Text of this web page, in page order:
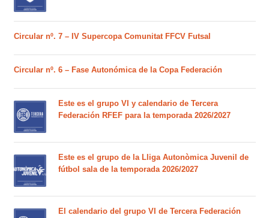
Circular nº. 7 – IV Supercopa Comunitat FFCV Futsal
Circular nº. 6 – Fase Autonómica de la Copa Federación
Este es el grupo VI y calendario de Tercera
Federación RFEF para la temporada 2026/2027
Este es el grupo de la Lliga Autonòmica Juvenil de
fútbol sala de la temporada 2026/2027
El calendario del grupo VI de Tercera Federación